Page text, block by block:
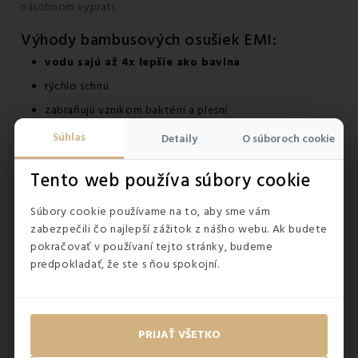
Súhlas Detaily O súboroch cookie
Tento web používa súbory cookie
Súbory cookie používame na to, aby sme vám
zabezpečili čo najlepší zážitok z nášho webu. Ak budete
pokračovať v používaní tejto stránky, budeme
predpokladať, že ste s ňou spokojní.
PRIJAŤ VŠETKO
násobnom vypratí.
Výhody bambusových osušiek EMI:
vodu sajú až 4x lepšie ako bavlna
rýchlo schnú
zabraňujú vznikom baktérií a plesní
antialergické
príjemné na dotyk
trvácne farby aj po viacnásobnom vypratí
šetrná ťažba bambusu k životnému prostrediu